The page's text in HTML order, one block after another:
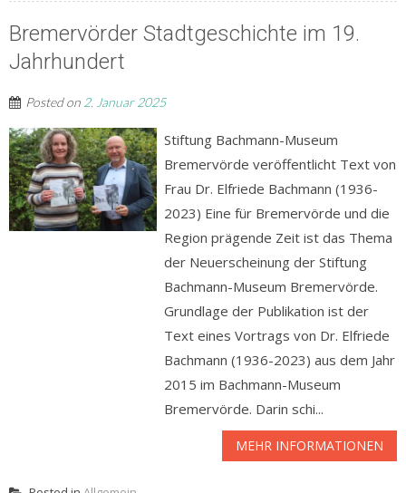
Bremervörder Stadtgeschichte im 19.
Jahrhundert
Posted on 2. Januar 2025
Stiftung Bachmann-Museum
Bremervörde veröffentlicht Text von
Frau Dr. Elfriede Bachmann (1936-
2023) Eine für Bremervörde und die
Region prägende Zeit ist das Thema
der Neuerscheinung der Stiftung
Bachmann-Museum Bremervörde.
Grundlage der Publikation ist der
Text eines Vortrags von Dr. Elfriede
Bachmann (1936-2023) aus dem Jahr
2015 im Bachmann-Museum
Bremervörde. Darin schi...
MEHR INFORMATIONEN